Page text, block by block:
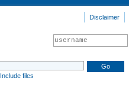
Disclaimer
Include files